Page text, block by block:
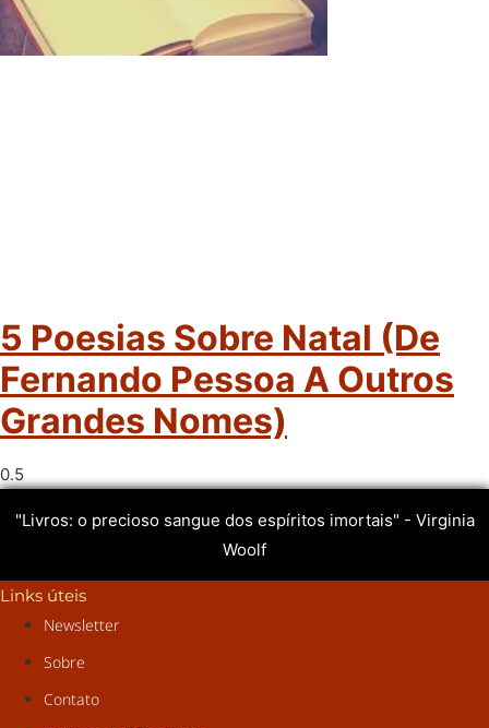
5 Poesias Sobre Natal (de
Fernando Pessoa A Outros
Grandes Nomes)
"Livros: o precioso sangue dos espíritos imortais" - Virginia
Woolf
Links úteis
Newsletter
Sobre
Contato